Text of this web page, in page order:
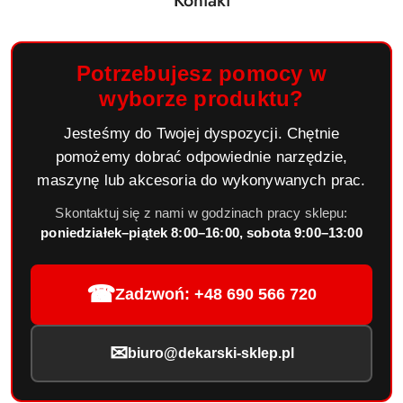
Potrzebujesz pomocy w
wyborze produktu?
Jesteśmy do Twojej dyspozycji. Chętnie
pomożemy dobrać odpowiednie narzędzie,
maszynę lub akcesoria do wykonywanych prac.
Skontaktuj się z nami w godzinach pracy sklepu:
poniedziałek–piątek 8:00–16:00, sobota 9:00–13:00
☎Zadzwoń: +48 690 566 720
✉ biuro@dekarski-sklep.pl